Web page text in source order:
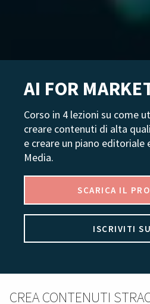
AI FOR
Corso in 4 lezioni su come
creare contenuti di alta
e creare un piano editoriale
Media.
SCARICA IL
ISCRIVITI
CREA CONTENUTI